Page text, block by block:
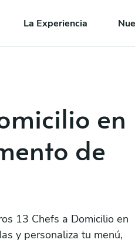
La Experiencia
en
de
13 Chefs a Domicilio en
y personaliza tu menú,